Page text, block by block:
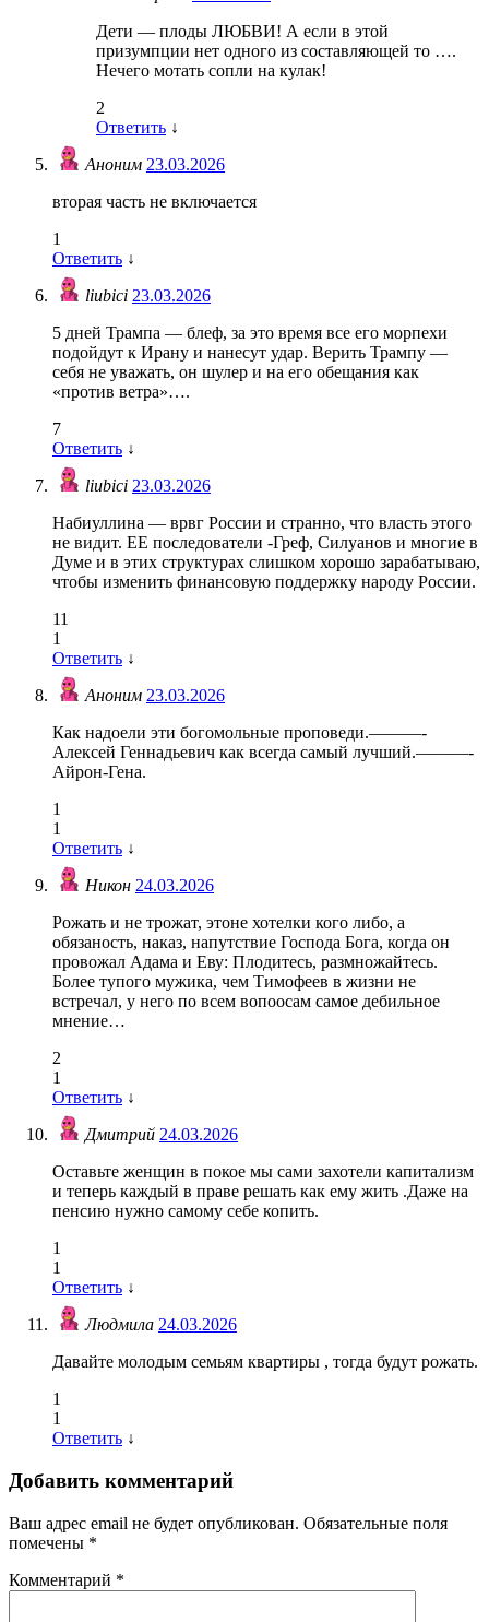
Дети — плоды ЛЮБВИ! А если в этой
призумпции нет одного из составляющей то ….
Нечего мотать сопли на кулак!
2
Ответить ↓
Аноним 23.03.2026
вторая часть не включается
1
Ответить ↓
liubici 23.03.2026
5 дней Трампа — блеф, за это время все его морпехи
подойдут к Ирану и нанесут удар. Верить Трампу —
себя не уважать, он шулер и на его обещания как
«против ветра»….
7
Ответить ↓
liubici 23.03.2026
Набиуллина — врвг России и странно, что власть этого
не видит. ЕЕ последователи -Греф, Силуанов и многие в
Думе и в этих структурах слишком хорошо зарабатываю,
чтобы изменить финансовую поддержку народу России.
11
1
Ответить ↓
Аноним 23.03.2026
Как надоели эти богомольные проповеди.———-
Алексей Геннадьевич как всегда самый лучший.———-
Айрон-Гена.
1
1
Ответить ↓
Никон 24.03.2026
Рожать и не трожат, этоне хотелки кого либо, а
обязаность, наказ, напутствие Господа Бога, когда он
провожал Адама и Еву: Плодитесь, размножайтесь.
Более тупого мужика, чем Тимофеев в жизни не
встречал, у него по всем вопоосам самое дебильное
мнение…
2
1
Ответить ↓
Дмитрий 24.03.2026
Оставьте женщин в покое мы сами захотели капитализм
и теперь каждый в праве решать как ему жить .Даже на
пенсию нужно самому себе копить.
1
1
Ответить ↓
Людмила 24.03.2026
Давайте молодым семьям квартиры , тогда будут рожать.
1
1
Ответить ↓
Добавить комментарий
Ваш адрес email не будет опубликован. Обязательные поля
помечены *
Комментарий *